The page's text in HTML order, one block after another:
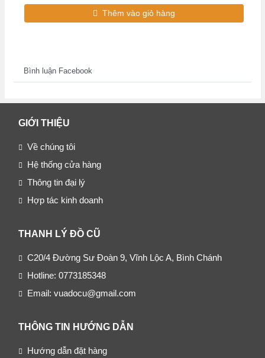
Thêm vào giỏ hàng
Bình luận Facebook
GIỚI THIỆU
Về chúng tôi
Hệ thống cửa hàng
Thông tin đại lý
Hợp tác kinh doanh
THANH LÝ ĐỒ CŨ
C20/4 Đường Sư Đoàn 9, Vĩnh Lộc A, Bình Chánh
Hotline: 0773185348
Email: vuadocu@gmail.com
THÔNG TIN HƯỚNG DẪN
Hướng dẫn đặt hàng